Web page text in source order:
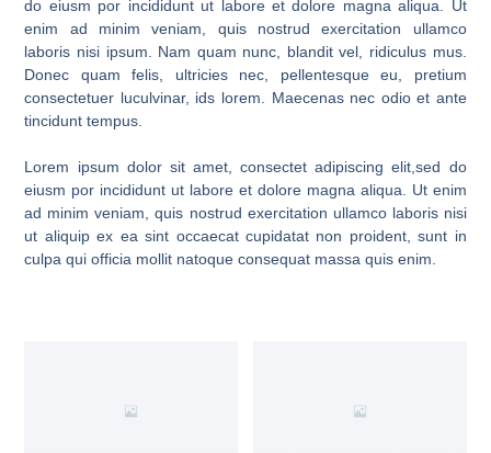
do eiusm por incididunt ut labore et dolore magna aliqua. Ut
enim ad minim veniam, quis nostrud exercitation ullamco
laboris nisi ipsum. Nam quam nunc, blandit vel, ridiculus mus.
Donec quam felis, ultricies nec, pellentesque eu, pretium
consectetuer luculvinar, ids lorem. Maecenas nec odio et ante
tincidunt tempus.
Lorem ipsum dolor sit amet, consectet adipiscing elit,sed do
eiusm por incididunt ut labore et dolore magna aliqua. Ut enim
ad minim veniam, quis nostrud exercitation ullamco laboris nisi
ut aliquip ex ea sint occaecat cupidatat non proident, sunt in
culpa qui officia mollit natoque consequat massa quis enim.